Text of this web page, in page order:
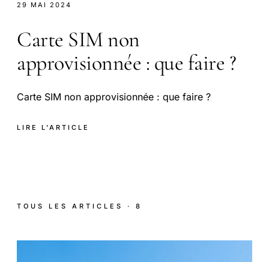
29 MAI 2024
Carte SIM non
approvisionnée : que faire ?
Carte SIM non approvisionnée : que faire ?
LIRE L'ARTICLE
TOUS LES ARTICLES · 8